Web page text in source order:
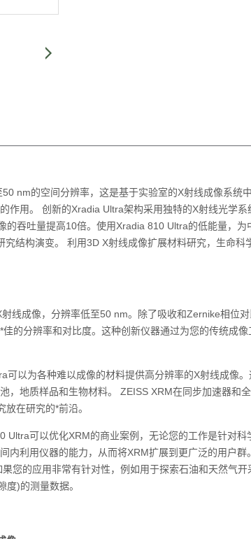
50 nm的空间分辨率，这是基于实验室的X射线成像系统
作用。 创新的Xradia Ultra架构采用独特的X射线光学
吞吐量提高10倍。使用Xradia 810 Ultra的低能量，
结构演变。 利用3D X射线成像扩展材料研究，生命科
成像，分辨率低至50 nm。除了吸收和Zernike相位
的分辨率和对比度。这种创新仪器通过为您的传统成
以为各种难以成像的材料提供高分辨率的X射线成像。
，地质样品和生物材料。 ZEISS XRM在同步加速器和
在研究的*前沿。
可以优化XRM的商业案例，无论您的工作是针对科
内利用仪器的能力，从而将XRM扩展到更广泛的用户
您的应用非常有针对性，例如用于探索石油和天然气开
)的测量数据。